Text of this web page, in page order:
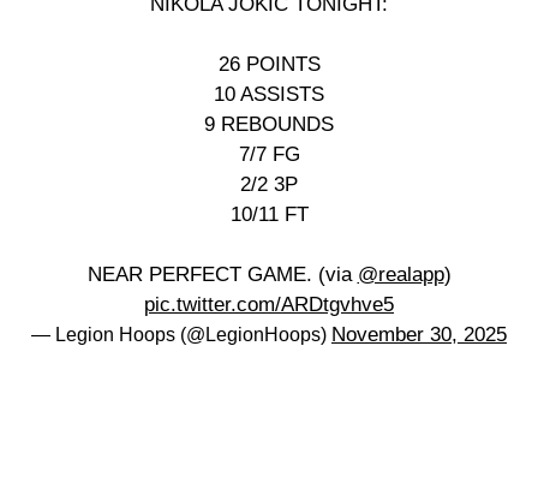
26 POINTS
10 ASSISTS
9 REBOUNDS
7/7 FG
2/2 3P
10/11 FT
NEAR PERFECT GAME. (via @realapp)
pic.twitter.com/ARDtgvhve5
— Legion Hoops (@LegionHoops) November 30, 2025